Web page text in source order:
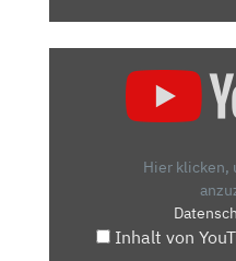
NEUEN
Hier klicken,
Inhalt von